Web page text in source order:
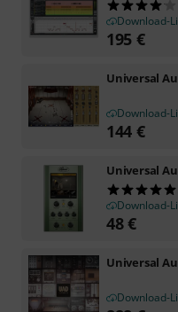
Download-
195 €
Universal
Download-
144 €
Universal
Download-
48€
Universal
Download-